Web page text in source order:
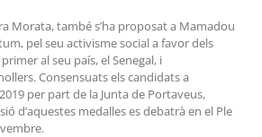
Morata, també s’ha proposat a Mamadou
pel seu activisme social a favor dels
al seu país, el Senegal, i
Consensuats els candidats a
per part de la Junta de Portaveus,
d’aquestes medalles es debatrà en el Ple